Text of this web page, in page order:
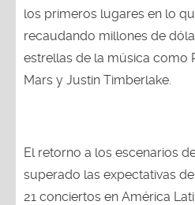
los primeros lugares en lo
recaudando millones de
estrellas de la música como
Mars y Justin Timberlake.
El retorno a los escenarios
superado las expectativas
21 conciertos en América